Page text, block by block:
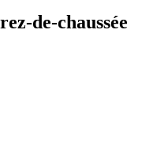
de-chaussée